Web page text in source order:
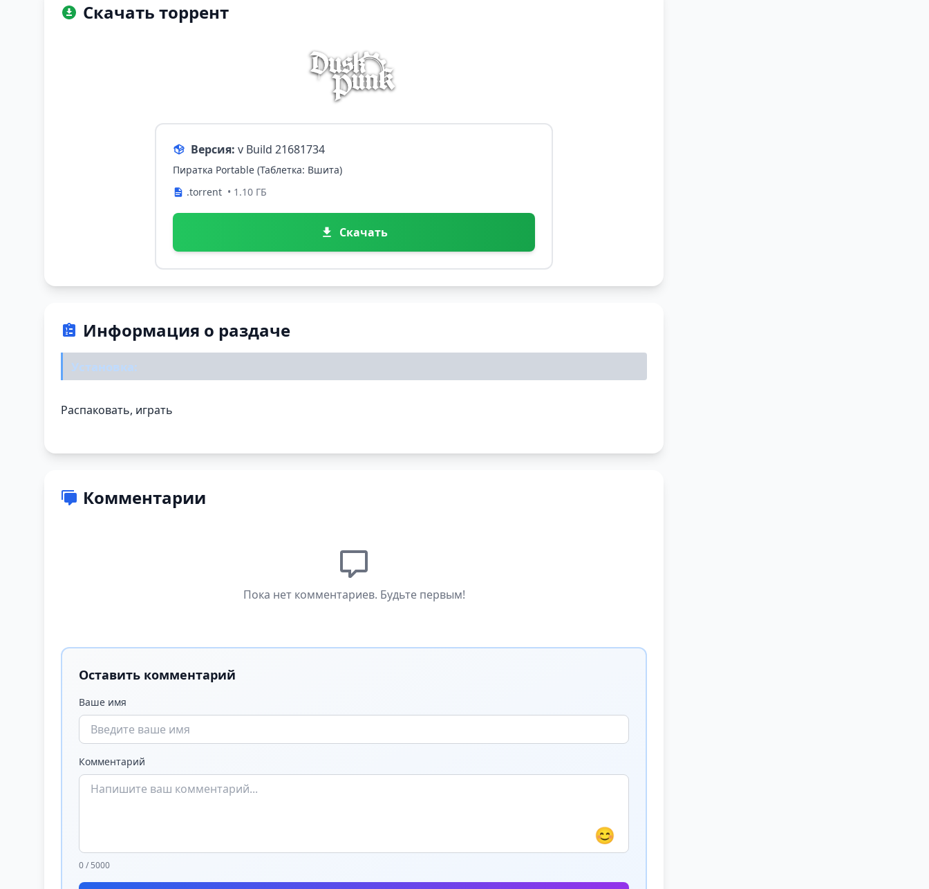
Скачать торрент
Версия: v Build 21681734
Пиратка Portable (Таблетка: Вшита)
.torrent • 1.10 ГБ
Скачать
Информация о раздаче
Установка:
Распаковать, играть
Комментарии
Пока нет комментариев. Будьте первым!
Оставить комментарий
Ваше имя
Комментарий
😊
0 / 5000